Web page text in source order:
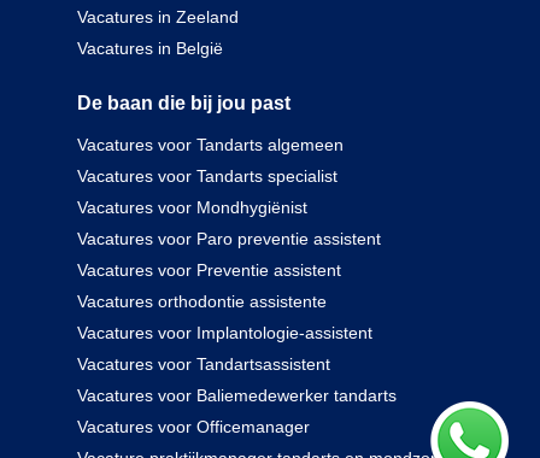
Vacatures in Zeeland
Vacatures in België
De baan die bij jou past
Vacatures voor Tandarts algemeen
Vacatures voor Tandarts specialist
Vacatures voor Mondhygiënist
Vacatures voor Paro preventie assistent
Vacatures voor Preventie assistent
Vacatures orthodontie assistente
Vacatures voor Implantologie-assistent
Vacatures voor Tandartsassistent
Vacatures voor Baliemedewerker tandarts
Vacatures voor Officemanager